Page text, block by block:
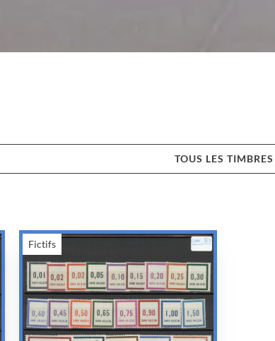
TOUS LES TIMBRES
Fictifs